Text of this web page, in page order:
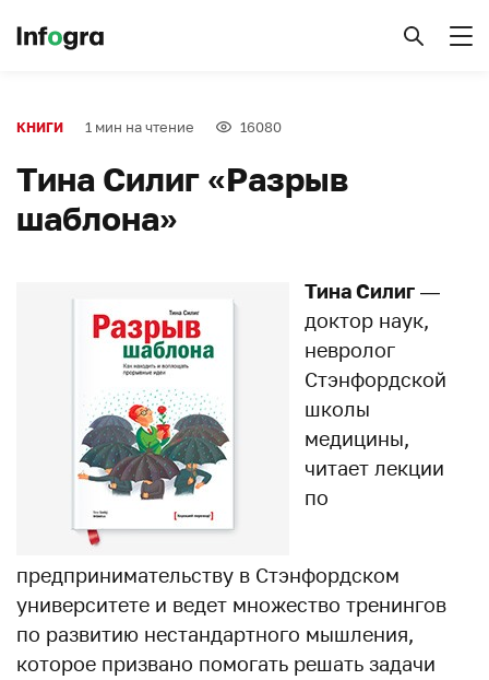
КНИГИ 1 мин на чтение 16080
Тина Силиг «Разрыв
шаблона»
Тина Силиг —
доктор наук,
невролог
Стэнфордской
школы
медицины,
читает лекции
по
предпринимательству в Стэнфордском
университете и ведет множество тренингов
по развитию нестандартного мышления,
которое призвано помогать решать задачи